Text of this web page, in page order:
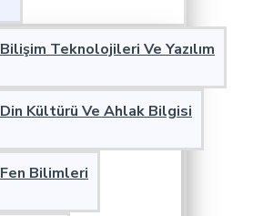
Bilişim Teknolojileri Ve Yazılım
Din Kültürü Ve Ahlak Bilgisi
Fen Bilimleri